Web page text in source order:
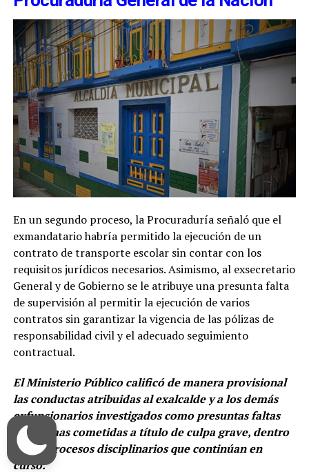
En un segundo proceso, la Procuraduría señaló que el
exmandatario habría permitido la ejecución de un
contrato de transporte escolar sin contar con los
requisitos jurídicos necesarios. Asimismo, al exsecretario
General y de Gobierno se le atribuye una presunta falta
de supervisión al permitir la ejecución de varios
contratos sin garantizar la vigencia de las pólizas de
responsabilidad civil y el adecuado seguimiento
contractual.
El Ministerio Público calificó de manera provisional
las conductas atribuidas al exalcalde y a los demás
exfuncionarios investigados como presuntas faltas
gravísimas cometidas a título de culpa grave, dentro
de los procesos disciplinarios que continúan en
curso.